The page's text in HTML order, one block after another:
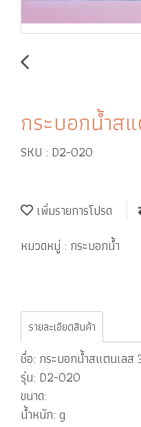
กระบอกน้ำส
SKU : D2-020
เพิ่มรายการโปรด
หมวดหมู่ : กระบอกน้ำ
รายละเอียดสินค้า
ชื่อ: กระบอกน้ำสแตนเลส
รุ่น: D2-020
ขนาด:
น้ำหนัก: g